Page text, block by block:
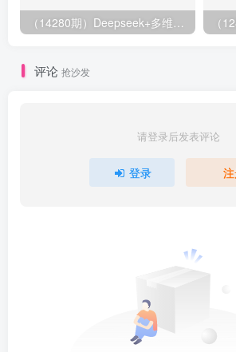
（14280期）Deepseek+多维表格，银行营销新利器，深度解析应用策略，提升营销效果
评论 抢沙发
请登录后发表评论
登录